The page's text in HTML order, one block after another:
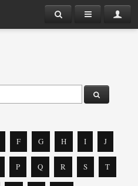
F G H I J
P Q R S T